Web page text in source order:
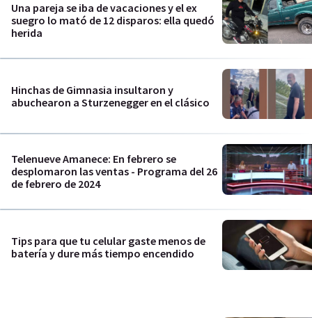
Una pareja se iba de vacaciones y el ex
suegro lo mató de 12 disparos: ella quedó
herida
Hinchas de Gimnasia insultaron y
abuchearon a Sturzenegger en el clásico
Telenueve Amanece: En febrero se
desplomaron las ventas - Programa del 26
de febrero de 2024
Tips para que tu celular gaste menos de
batería y dure más tiempo encendido